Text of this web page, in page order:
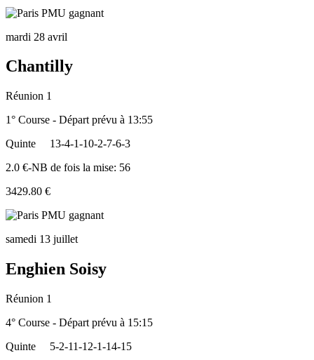
mardi 28 avril
Chantilly
Réunion 1
1° Course - Départ prévu à 13:55
Quinte
13-4-1-10-2-7-6-3
2.0 €-NB de fois la mise: 56
3429.80 €
samedi 13 juillet
Enghien Soisy
Réunion 1
4° Course - Départ prévu à 15:15
Quinte
5-2-11-12-1-14-15